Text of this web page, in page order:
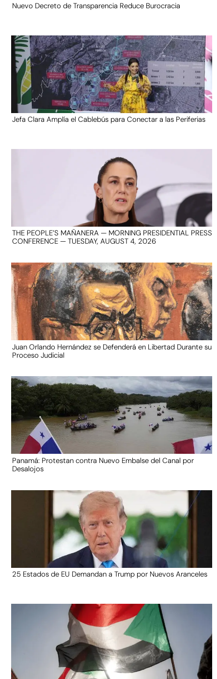
Nuevo Decreto de Transparencia Reduce Burocracia
Jefa Clara Amplía el Cablebús para Conectar a las Periferias
THE PEOPLE’S MAÑANERA — MORNING PRESIDENTIAL PRESS
CONFERENCE — TUESDAY, AUGUST 4, 2026
Juan Orlando Hernández se Defenderá en Libertad Durante su
Proceso Judicial
Panamá: Protestan contra Nuevo Embalse del Canal por
Desalojos
25 Estados de EU Demandan a Trump por Nuevos Aranceles